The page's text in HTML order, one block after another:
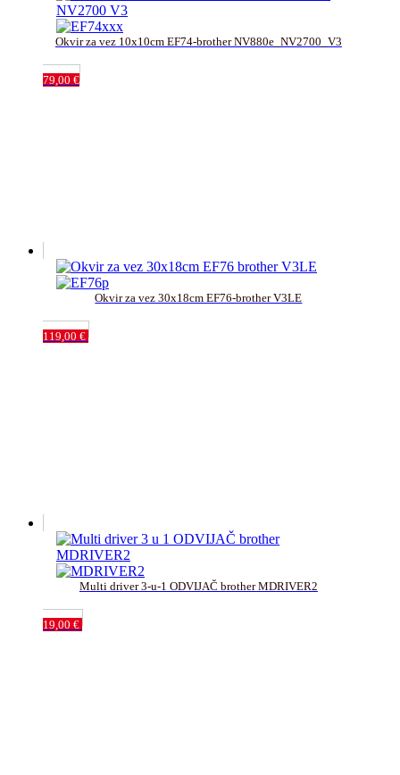
Okvir za vez 10x10cm EF74-brother NV880e_NV2700_V3
79,00 €
Okvir za vez 30x18cm EF76-brother V3LE
119,00 €
Multi driver 3-u-1 ODVIJAČ brother MDRIVER2
19,00 €